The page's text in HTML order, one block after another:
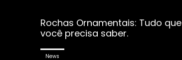
Rochas Ornamentais: Tudo que
você precisa saber.
News